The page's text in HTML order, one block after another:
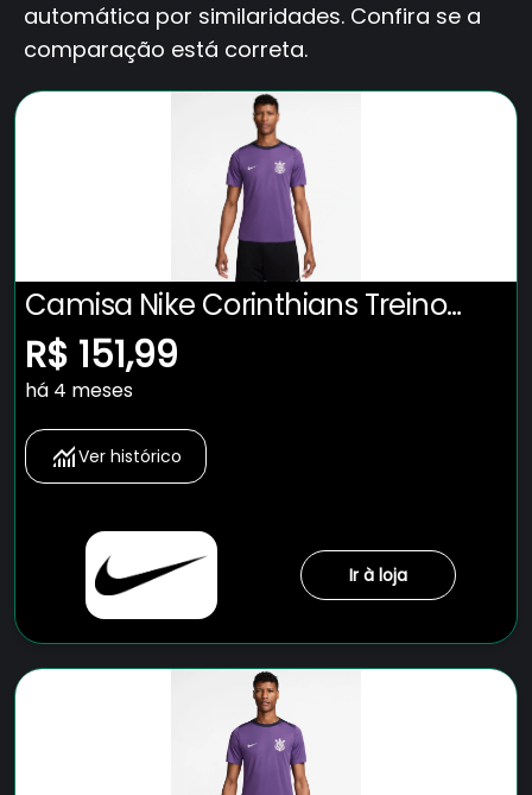
automática por similaridades. Confira se a
comparação está correta.
Camisa Nike Corinthians Treino
2025 Masculina
R$ 151,99
há 4 meses
Ver histórico
Ir à loja